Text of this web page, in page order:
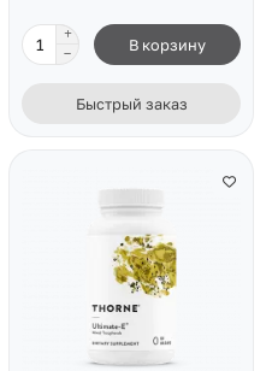
В корзину
Быстрый заказ